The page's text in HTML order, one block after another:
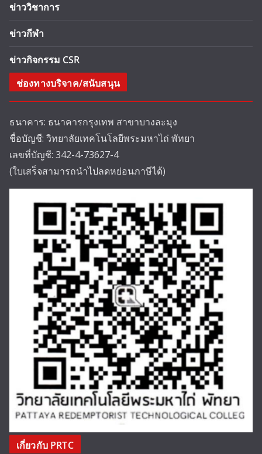
ข่าววิชาการ
ข่าวกีฬา
ข่าวกิจกรรม CSR
ช่องทางบริจาค/สนับสนุน
ธนาคาร: ธนาคารกรุงเทพ สาขาบางละมุง
ชื่อบัญชี: วิทยาลัยเทคโนโลยีพระมหาไถ่ พัทยา
เลขที่บัญชี: 342-4-73627-4
(ใบเสร็จสามารถนำไปลดหย่อนภาษีได้)
เกี่ยวกับ PRTC